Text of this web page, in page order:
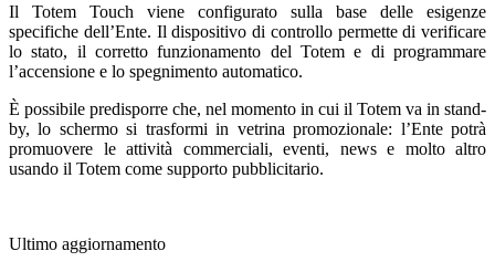
Il Totem Touch viene configurato sulla base delle esigenze
specifiche dell’Ente. Il dispositivo di controllo permette di verificare
lo stato, il corretto funzionamento del Totem e di programmare
l’accensione e lo spegnimento automatico.
È possibile predisporre che, nel momento in cui il Totem va in stand-
by, lo schermo si trasformi in vetrina promozionale: l’Ente potrà
promuovere le attività commerciali, eventi, news e molto altro
usando il Totem come supporto pubblicitario.
Ultimo aggiornamento